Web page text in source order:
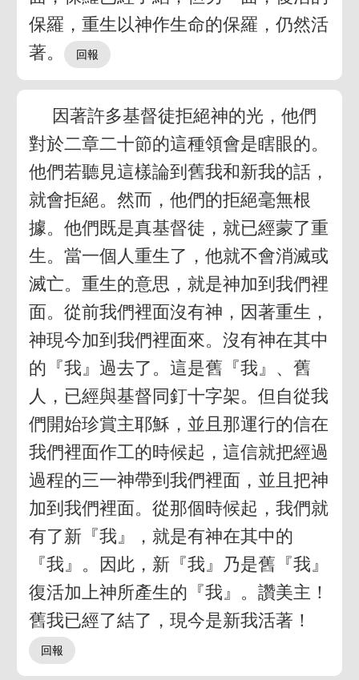
保羅，重生以神作生命的保羅，仍然活
著。
因著許多基督徒拒絕神的光，他們
對於二章二十節的這種領會是瞎眼的。
他們若聽見這樣論到舊我和新我的話，
就會拒絕。然而，他們的拒絕毫無根
據。他們既是真基督徒，就已經蒙了重
生。當一個人重生了，他就不會消滅或
滅亡。重生的意思，就是神加到我們裡
面。從前我們裡面沒有神，因著重生，
神現今加到我們裡面來。沒有神在其中
的『我』過去了。這是舊『我』、舊
人，已經與基督同釘十字架。但自從我
們開始珍賞主耶穌，並且那運行的信在
我們裡面作工的時候起，這信就把經過
過程的三一神帶到我們裡面，並且把神
加到我們裡面。從那個時候起，我們就
有了新『我』，就是有神在其中的
『我』。因此，新『我』乃是舊『我』
復活加上神所產生的『我』。讚美主！
舊我已經了結了，現今是新我活著！